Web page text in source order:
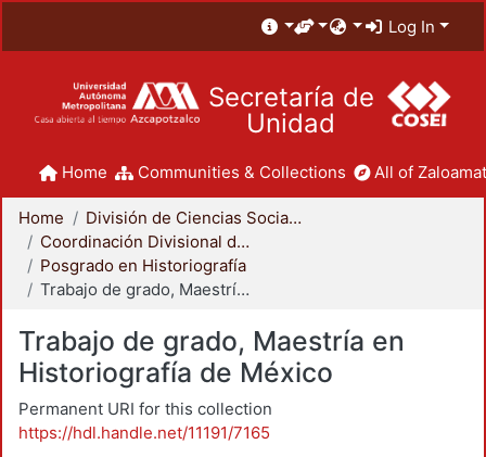
Log In
Secretaría de
Unidad
Home Communities & Collections All of
Home
División de Ciencias Sociales y Humanidades
Coordinación Divisional de Posgrado
Posgrado en Historiografía
Trabajo de grado, Maestría en Historiografía de México
Trabajo de grado, Maestría en
Historiografía de México
Permanent URI for this collection
https://hdl.handle.net/11191/7165